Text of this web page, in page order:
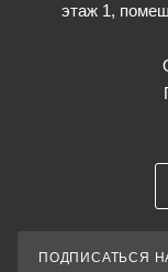
этаж 1,
ПОДПИСАТЬСЯ